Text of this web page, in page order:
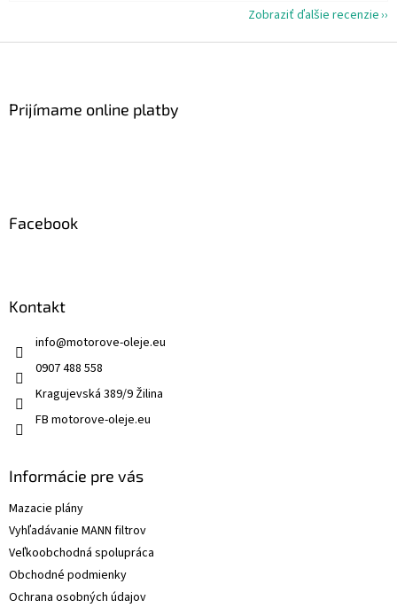
Zobraziť ďalšie recenzie
Prijímame online platby
Facebook
Kontakt
info@motorove-oleje.eu
0907 488 558
Kragujevská 389/9 Žilina
FB motorove-oleje.eu
Informácie pre vás
Mazacie plány
Vyhľadávanie MANN filtrov
Veľkoobchodná spolupráca
Obchodné podmienky
Ochrana osobných údajov